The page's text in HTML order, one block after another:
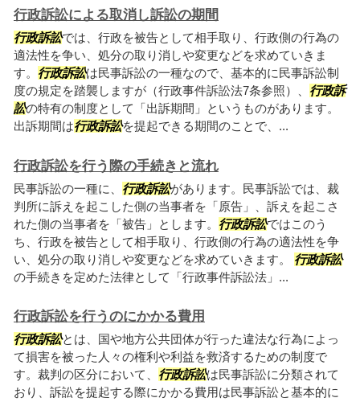
行政訴訟による取消し訴訟の期間
行政訴訟では、行政を被告として相手取り、行政側の行為の
適法性を争い、処分の取り消しや変更などを求めていきま
す。 行政訴訟は民事訴訟の一種なので、基本的に民事訴訟制
度の規定を踏襲しますが（行政事件訴訟法7条参照）、 行政訴
訟の特有の制度として「出訴期間」というものがあります。
出訴期間は行政訴訟を提起できる期間のことで、...
行政訴訟を行う際の手続きと流れ
民事訴訟の一種に、 行政訴訟があります。民事訴訟では、裁
判所に訴えを起こした側の当事者を「原告」、訴えを起こさ
れた側の当事者を「被告」とします。 行政訴訟ではこのう
ち、行政を被告として相手取り、行政側の行為の適法性を争
い、処分の取り消しや変更などを求めていきます。 行政訴訟
の手続きを定めた法律として「行政事件訴訟法」...
行政訴訟を行うのにかかる費用
行政訴訟とは、国や地方公共団体が行った違法な行為によっ
て損害を被った人々の権利や利益を救済するための制度で
す。裁判の区分において、 行政訴訟は民事訴訟に分類されて
おり、訴訟を提起する際にかかる費用は民事訴訟と基本的に